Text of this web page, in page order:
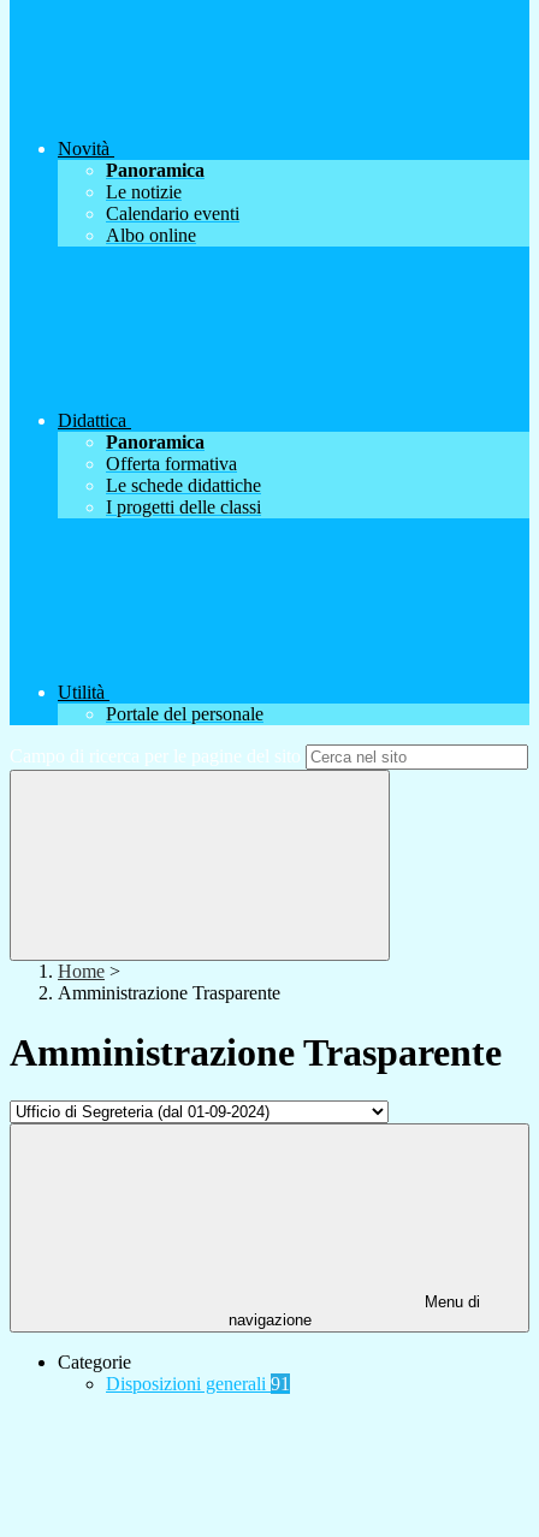
Novità
Panoramica
Le notizie
Calendario eventi
Albo online
Didattica
Panoramica
Offerta formativa
Le schede didattiche
I progetti delle classi
Utilità
Portale del personale
Campo di ricerca per le pagine del sito
Home >
Amministrazione Trasparente
Amministrazione Trasparente
Menu di
navigazione
Categorie
Disposizioni generali 91